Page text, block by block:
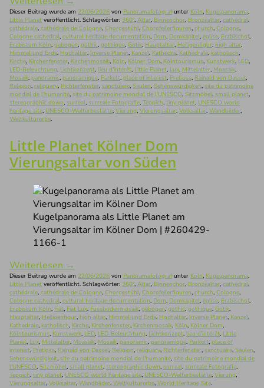
Dieser Beitrag wurde am 22/06/2026 von Panoramafotografunter Köln, Kugelpanorama,
Little Planet veröffentlicht. Schlagwörter: 360°, Altar, Binnenchor, Bronzealtar, cathedral,
cathédrale, cathédrale de Cologne, Chorgestühl, Chorpfeilerfiguren, church, Cologne,
Cologne cathedral, cultural heritage documentation, Dom, Domkapitel, église, Erzbischof,
Erzbistum Köln, gebogen, gothic, gothique, Gotik, Hauptaltar, Heiligenfigur, high altar,
Himmel und Erde, Hochaltar, Inverse Planet, Kanzel, Kathedra, Kathedrale, katholisch,
Kirche, Kirchenfenster, Kirchenmosaik, Köln, Kölner Dom, Kölntourismus, Kunstwerk, LED,
LED-Beleuchtung, Lichtkonzept, lieu d'intérêt, Little Planet, Lux, Mittelalter, Moasaik,
Mosaik, panoramic, panoramique, Parkett, place of interest, Pretiosa, Rainald von Dassel,
Religion, reliquary, Richterfenster, sanctuaire, Säulen, Sehenswürdigkeit, site du patrimoine
mondial de l'humanité, site du patrimoine mondial de l'UNESCO, Sitzmöbel, small planet,
stereographic down, surreal, surreale Fotografie, Teppich, tiny planet, UNESCO world
heritage site, UNESCO-Welterbestätte, Vierung, Vierungsaltar, Volksaltar, Wandbilder,
Weltkulturerbe.
Little Planet Kölner Dom
Vierungsaltar von Süden
Kugelpanorama als Little Planet am
Vierungsaltar im Kölner Dom | #260429-
1166-1
Weiterlesen →
Dieser Beitrag wurde am 22/06/2026 von Panoramafotografunter Köln, Kugelpanorama,
Little Planet veröffentlicht. Schlagwörter: 360°, Altar, Binnenchor, Bronzealtar, cathedral,
cathédrale, cathédrale de Cologne, Chorgestühl, Chorpfeilerfiguren, church, Cologne,
Cologne cathedral, cultural heritage documentation, Dom, Domkapitel, église, Erzbischof,
Erzbistum Köln, Fiat, Fiat Lux, Fussbodenmosaik, gebogen, gothic, gothique, Gotik,
Hauptaltar, Heiligenfigur, high altar, Himmel und Erde, Hochaltar, Inverse Planet, Kanzel,
Kathedrale, katholisch, Kirche, Kirchenfenster, Kirchenmosaik, Köln, Kölner Dom,
Kölntourismus, Kunstwerk, LED, LED-Beleuchtung, Lichtkonzept, lieu d'intérêt, Little
Planet, Lux, Mittelalter, Moasaik, Mosaik, panoramic, panoramique, Parkett, place of
interest, Pretiosa, Rainald von Dassel, Religion, reliquary, Richterfenster, sanctuaire, Säulen,
Sehenswürdigkeit, site du patrimoine mondial de l'humanité, site du patrimoine mondial de
l'UNESCO, Sitzmöbel, small planet, stereographic down, surreal, surreale Fotografie,
Teppich, tiny planet, UNESCO world heritage site, UNESCO-Welterbestätte, Vierung,
Vierungsaltar, Volksaltar, Wandbilder, Weltkulturerbe, World Heritage Site.